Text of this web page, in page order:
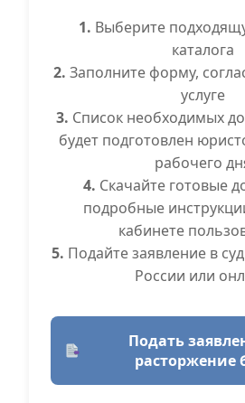
1. Выберите
каталога
2. Заполните форму,
услуге
3. Список необходимых
будет подготовлен
рабочего
4. Скачайте готовые
подробные
кабинете
5. Подайте заявление в
России или
Подать
расторжение